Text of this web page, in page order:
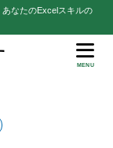
なたのExcelスキルの
MENU